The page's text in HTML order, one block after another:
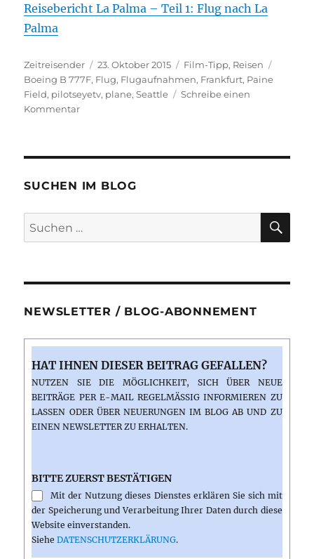
Reisebericht La Palma – Teil 1: Flug nach La
Palma
Autor
Zeitreisender
Veröffentlicht
am
23. Oktober 2015 Kategorien
Film-Tipp, Reisen
Boeing B 777F, Flug, Flugaufnahmen, Frankfurt, Paine
Field, pilotseyetv, plane,Seattle
Schreibe einen
Kommentarzu
SEATTLE
B777F
SUCHEN IM BLOG
Suchen
nach:
NEWSLETTER / BLOG-ABONNEMENT
HAT IHNEN DIESER BEITRAG GEFALLEN?
NUTZEN SIE DIE MÖGLICHKEIT, SICH ÜBER NEUE
BEITRÄGE PER E-MAIL REGELMÄSSIG INFORMIEREN ZU L
ASSEN ODER ÜBER NEUERUNGEN IM BLOG AB UND ZU E
INEN NEWSLETTER ZU ERHALTEN.
BITTE ZUERST BESTÄTIGEN
Mit der Nutzung dieses Dienstes erklären Sie sich mit
der Speicherung und Verarbeitung Ihrer Daten durch diese
Website einverstanden.
SieheDATENSCHUTZERKLÄRUNG.